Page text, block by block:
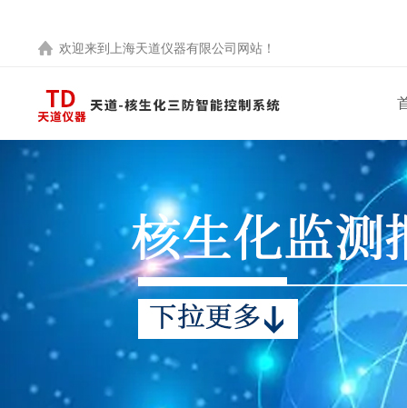
欢迎来到 上海天道仪器有限公司 网站！